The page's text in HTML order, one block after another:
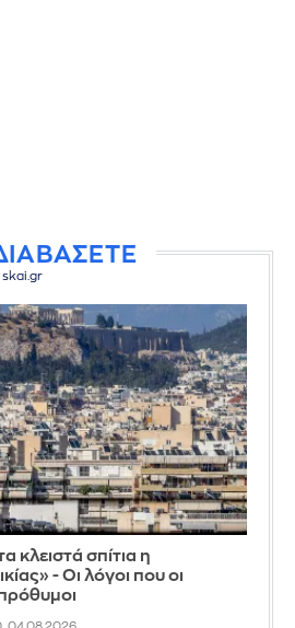
skai.gr
κλειστά σπίτια η
- Οι λόγοι που οι